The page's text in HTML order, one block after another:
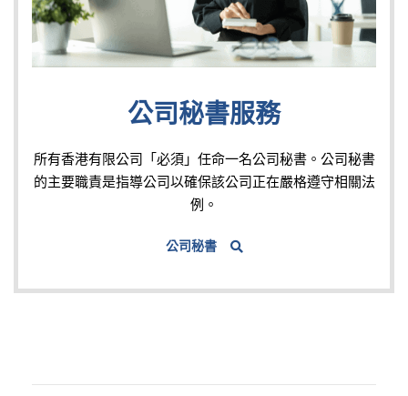
公司秘書服務
所有香港有限公司「必須」任命一名公司秘書。公司秘書
的主要職責是指導公司以確保該公司正在嚴格遵守相關法
例。
公司秘書